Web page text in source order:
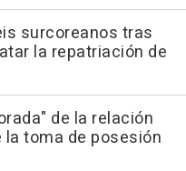
surcoreanos tras
la repatriación de
de la relación
toma de posesión